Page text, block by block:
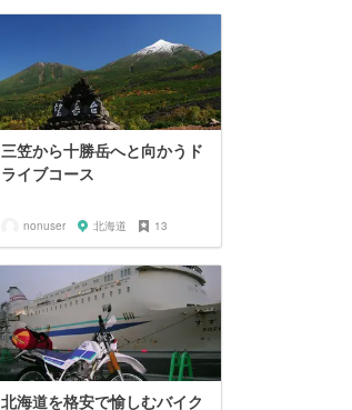
三笠から十勝岳へと向かうド
ライブコース
nonuser 北海道 13
北海道を格安で愉しむバイク